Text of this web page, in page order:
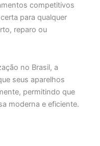
competitivos
para qualquer
reparo ou
no Brasil, a
seus aparelhos
permitindo que
moderna e eficiente.